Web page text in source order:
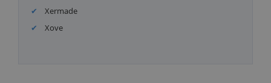
Xermade
Xove